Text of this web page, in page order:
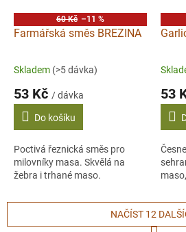
60 Kč –11 %
Farmářská směs BREZINA
Skladem (>5 dávka)
53 Kč / dávka
Do košíku
Poctivá řeznická směs pro
milovníky masa. Skvělá na
žebra i trhané maso.
53
NAČÍST 12